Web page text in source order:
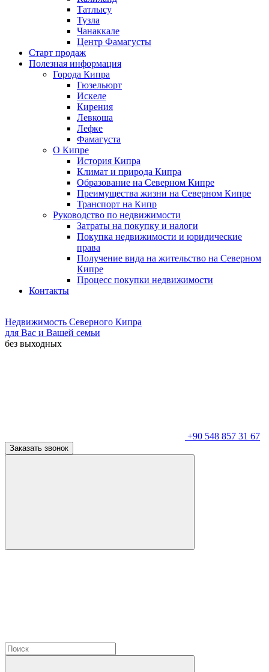
Татлысу
Тузла
Чанаккале
Центр Фамагусты
Старт продаж
Полезная информация
Города Кипра
Гюзельюрт
Искеле
Кирения
Левкоша
Лефке
Фамагуста
О Кипре
История Кипра
Климат и природа Кипра
Образование на Северном Кипре
Преимущества жизни на Северном Кипре
Транспорт на Кипр
Руководство по недвижимости
Затраты на покупку и налоги
Покупка недвижимости и юридические
права
Получение вида на жительство на Северном
Кипре
Процесс покупки недвижимости
Контакты
Недвижимость Северного Кипра
для Вас и Вашей семьи
без выходных
+90 548 857 31 67
Заказать звонок